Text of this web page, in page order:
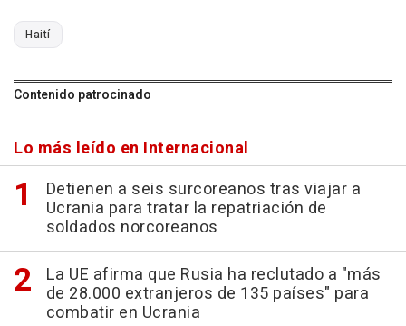
Haití
Contenido patrocinado
Lo más leído en Internacional
Detienen a seis surcoreanos tras viajar a
Ucrania para tratar la repatriación de
soldados norcoreanos
La UE afirma que Rusia ha reclutado a "más
de 28.000 extranjeros de 135 países" para
combatir en Ucrania